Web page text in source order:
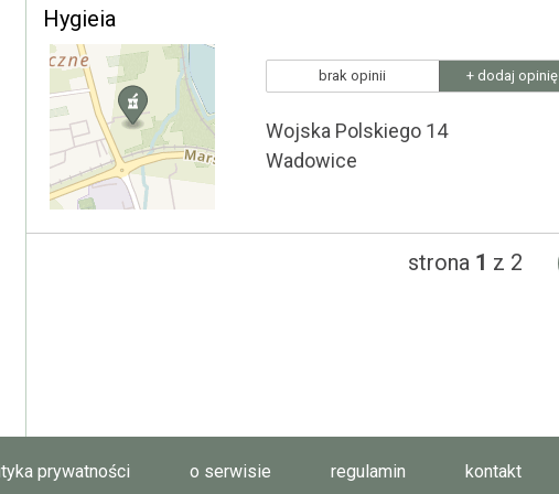
Hygieia
brak opinii + dodaj opinię
Wojska Polskiego 14
Wadowice
strona 1 z 2
prywatności o serwisie regulamin kontakt